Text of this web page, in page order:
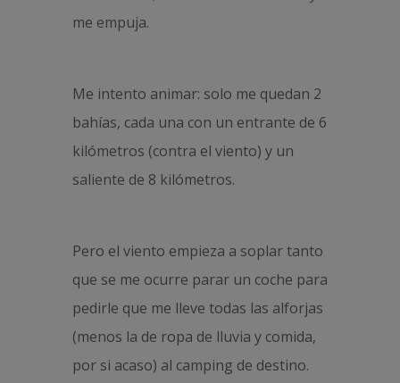
me empuja.
Me intento animar: solo me quedan 2
bahías, cada una con un entrante de 6
kilómetros (contra el viento) y un
saliente de 8 kilómetros.
Pero el viento empieza a soplar tanto
que se me ocurre parar un coche para
pedirle que me lleve todas las alforjas
(menos la de ropa de lluvia y comida,
por si acaso) al camping de destino.